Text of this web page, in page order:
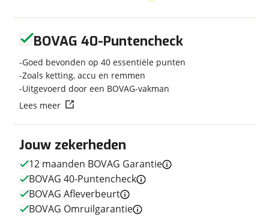
2021
Leeftijd
5 jaar en 1 maand
Categorie
Naked
Soort voertuig
Motor
Nieuw of occasion
Occasion
Techniek
Transmissie
Handgeschakeld
Vermogen
120pk (88kW)
Jouw zekerheden
12 maanden BOVAG Garantie
BOVAG 40-Puntencheck
BOVAG Afleverbeurt
BOVAG Omruilgarantie
BOVAG 40-Puntencheck
Goed bevonden op 40 essentiële punten
Zoals ketting, accu en remmen
Uitgevoerd door een BOVAG-vakman
Lees meer